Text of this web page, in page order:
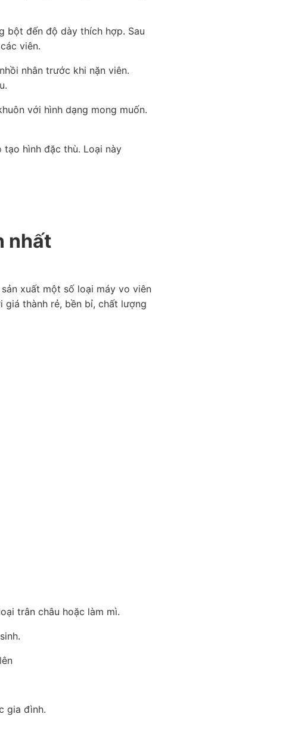
bột đến độ dày thích hợp. Sau
viên.
nhân trước khi nặn viên.
với hình dạng mong muốn.
hình đặc thù. Loại này
nhất
xuất một số loại máy vo viên
giá thành rẻ, bền bỉ, chất lượng
trân châu hoặc làm mì.
gia đình.